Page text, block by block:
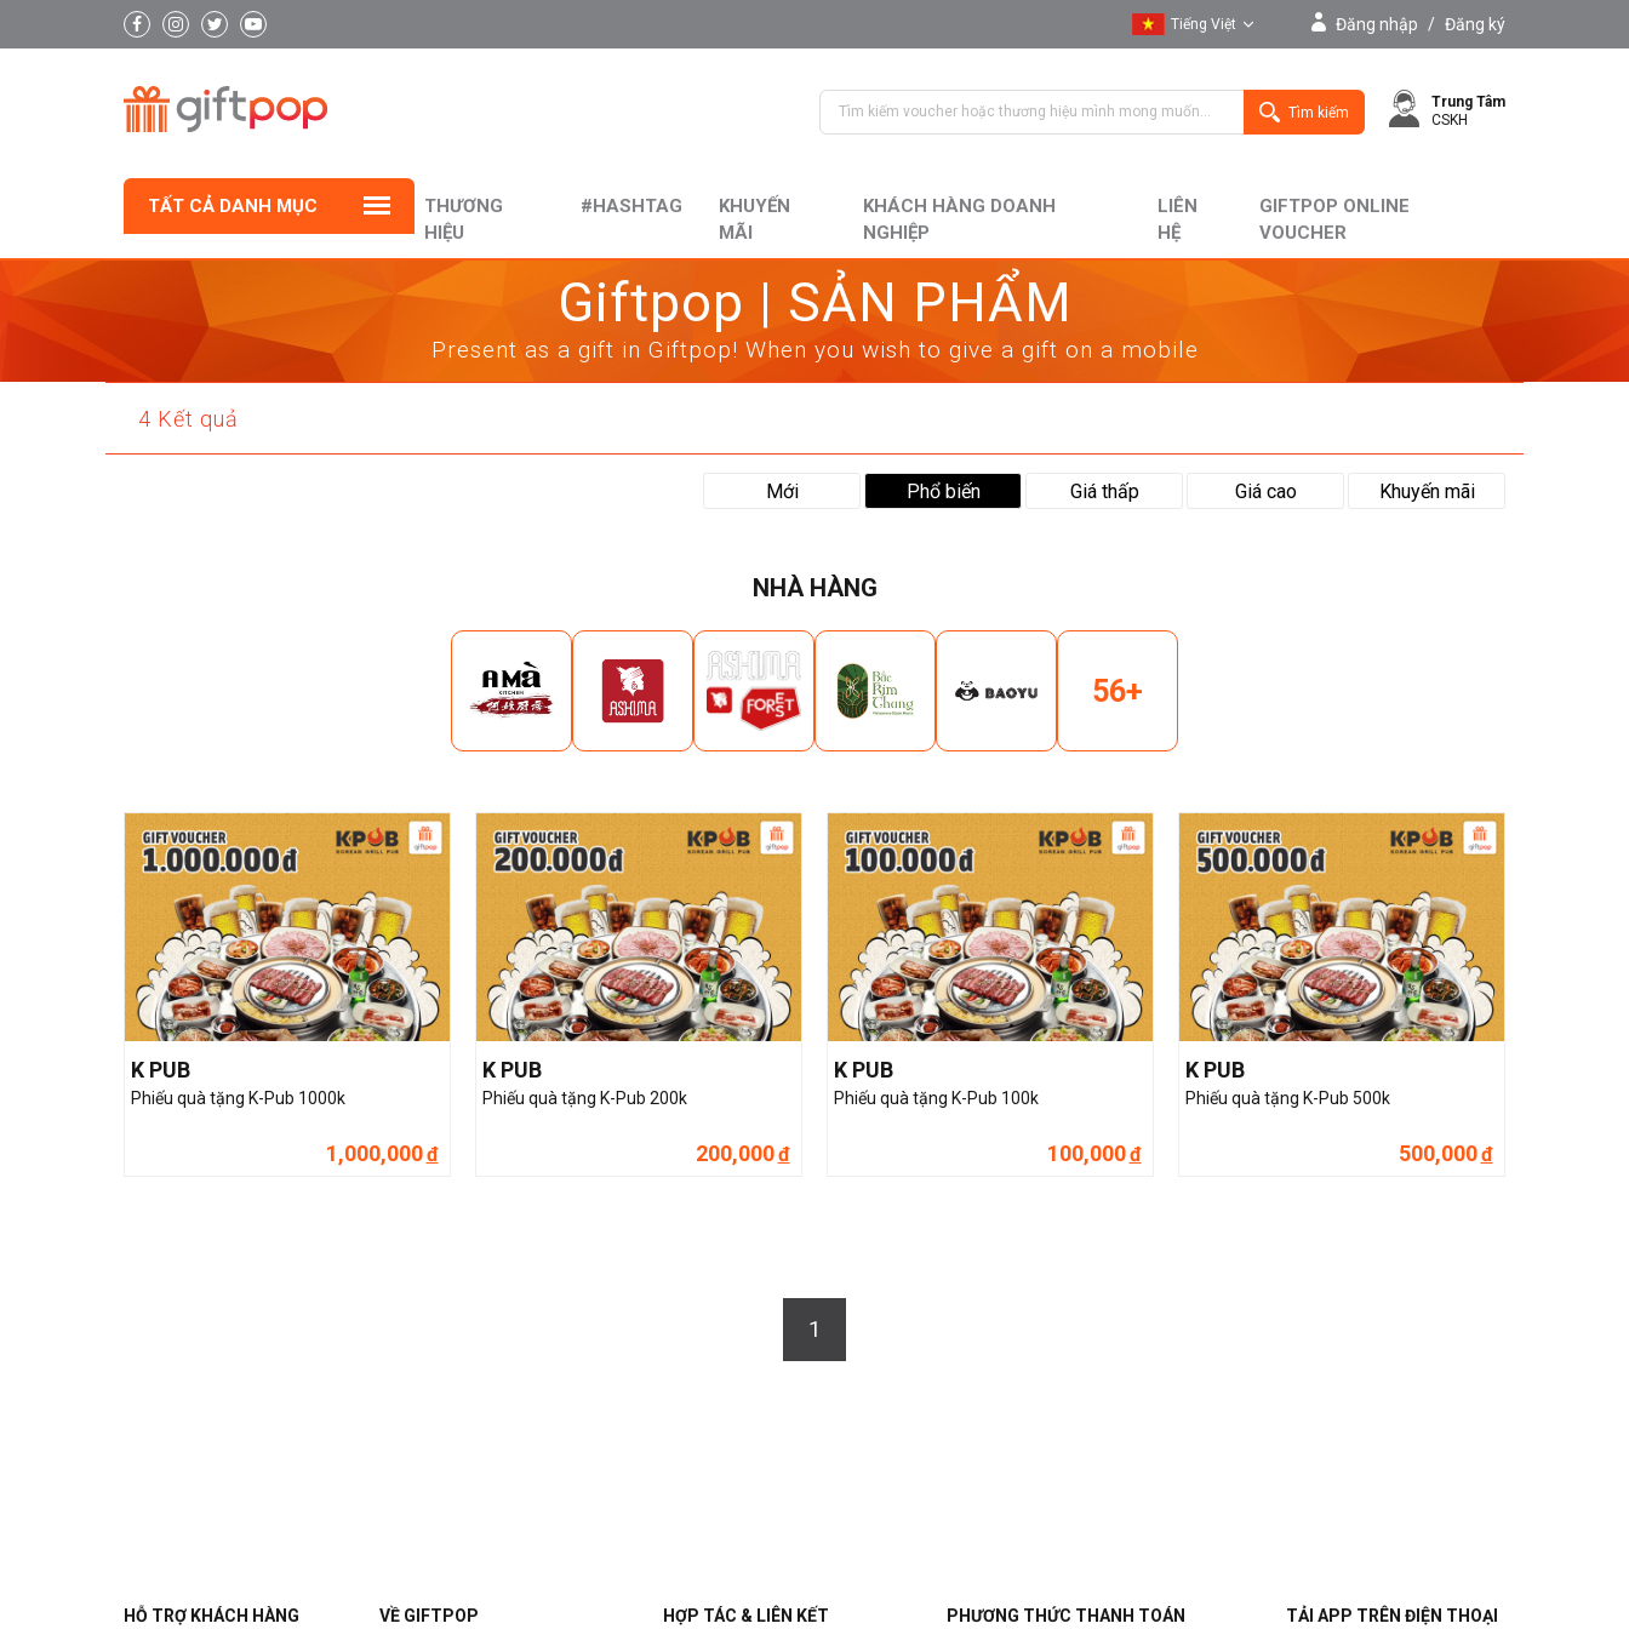
Tiếng Việt
English
Đăng nhập / Đăng ký
Tìm kiếm
Trung Tâm
CSKH
TẤT CẢ DANH MỤC
THƯƠNG
HIỆU
#HASHTAG
KHUYẾN
MÃI
KHÁCH HÀNG DOANH
NGHIỆP
LIÊN
HỆ
GIFTPOP ONLINE
VOUCHER
Giftpop | SẢN PHẨM
Present as a gift in Giftpop! When you wish to give a gift on a mobile
4 Kết quả
Mới Phổ biến Giá thấp Giá cao Khuyến mãi
NHÀ HÀNG
56+
K PUB
Phiếu quà tặng K-Pub 1000k
1,000,000đ
K PUB
Phiếu quà tặng K-Pub 200k
200,000đ
K PUB
Phiếu quà tặng K-Pub 100k
100,000đ
K PUB
Phiếu quà tặng K-Pub 500k
500,000đ
1
HỖ TRỢ KHÁCH HÀNG VỀ GIFTPOP HỢP TÁC & LIÊN KẾT PHƯƠNG THỨC THANH TOÁN TẢI APP TRÊN ĐIỆN THOẠI